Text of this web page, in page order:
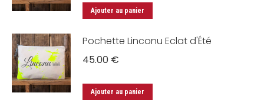
Ajouter au panier
Pochette Linconu Eclat d'Été
45.00 €
Ajouter au panier